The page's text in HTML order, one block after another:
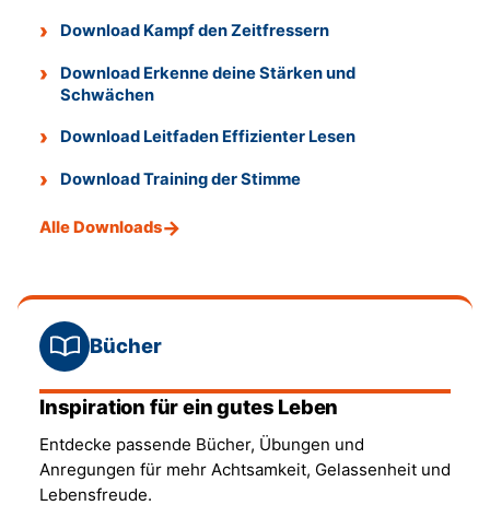
Download Kampf den Zeitfressern
Download Erkenne deine Stärken und
Schwächen
Download Leitfaden Effizienter Lesen
Download Training der Stimme
Alle Downloads
Bücher
Inspiration für ein gutes Leben
Entdecke passende Bücher, Übungen und
Anregungen für mehr Achtsamkeit, Gelassenheit und
Lebensfreude.